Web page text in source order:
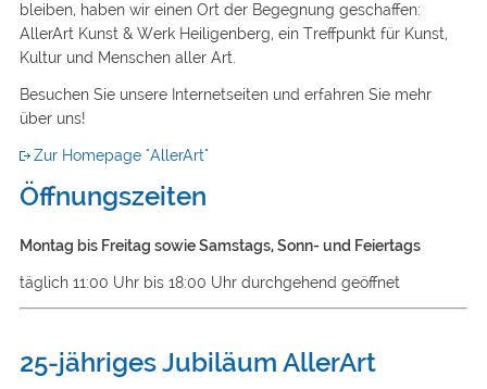
bleiben, haben wir einen Ort der Begegnung geschaffen:
AllerArt Kunst & Werk Heiligenberg, ein Treffpunkt für Kunst,
Kultur und Menschen aller Art.
Besuchen Sie unsere Internetseiten und erfahren Sie mehr
über uns!
Zur Homepage "AllerArt"
Öffnungszeiten
Montag bis Freitag sowieSamstags, Sonn- und Feiertags
täglich 11:00 Uhr bis 18:00 Uhr durchgehend geöffnet
25-jähriges Jubiläum AllerArt